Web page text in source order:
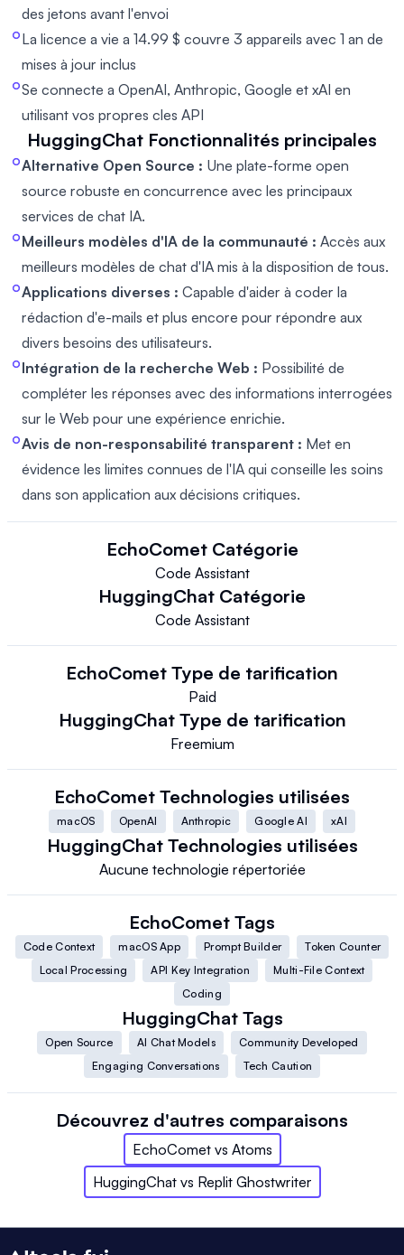
des jetons avant l'envoi
La licence a vie a 14.99 $ couvre 3 appareils avec 1 an de
mises à jour inclus
Se connecte a OpenAI, Anthropic, Google et xAI en
utilisant vos propres cles API
HuggingChat Fonctionnalités principales
Alternative Open Source : Une plate-forme open
source robuste en concurrence avec les principaux
services de chat IA.
Meilleurs modèles d'IA de la communauté : Accès aux
meilleurs modèles de chat d'IA mis à la disposition de tous.
Applications diverses : Capable d'aider à coder la
rédaction d'e-mails et plus encore pour répondre aux
divers besoins des utilisateurs.
Intégration de la recherche Web : Possibilité de
compléter les réponses avec des informations interrogées
sur le Web pour une expérience enrichie.
Avis de non-responsabilité transparent : Met en
évidence les limites connues de l'IA qui conseille les soins
dans son application aux décisions critiques.
EchoComet Catégorie
Code Assistant
HuggingChat Catégorie
Code Assistant
EchoComet Type de tarification
Paid
HuggingChat Type de tarification
Freemium
EchoComet Technologies utilisées
macOS OpenAI Anthropic Google AI xAI
HuggingChat Technologies utilisées
Aucune technologie répertoriée
EchoComet Tags
Code Context macOS App Prompt Builder
Token Counter
Local Processing
API Key Integration
Multi-File Context
Coding
HuggingChat Tags
Open Source AI Chat Models
Community Developed
Engaging Conversations
Tech Caution
Découvrez d'autres comparaisons
EchoCometvs Atoms
HuggingChatvs Replit Ghostwriter